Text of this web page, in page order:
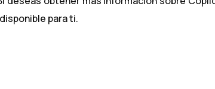
para ti.